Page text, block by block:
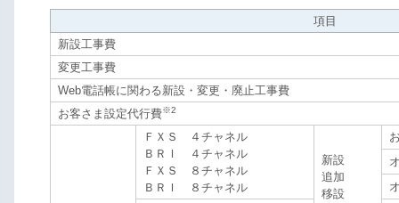
項目
新設工事費
変更工事費
Web電話帳に関わる新設・変更・廃止工事費
お客さま設定代行費※2
ＦＸＳ ４チャネル
ＢＲＩ ４チャネル
ＦＸＳ ８チャネル
ＢＲＩ ８チャネル
新設
追加
移設